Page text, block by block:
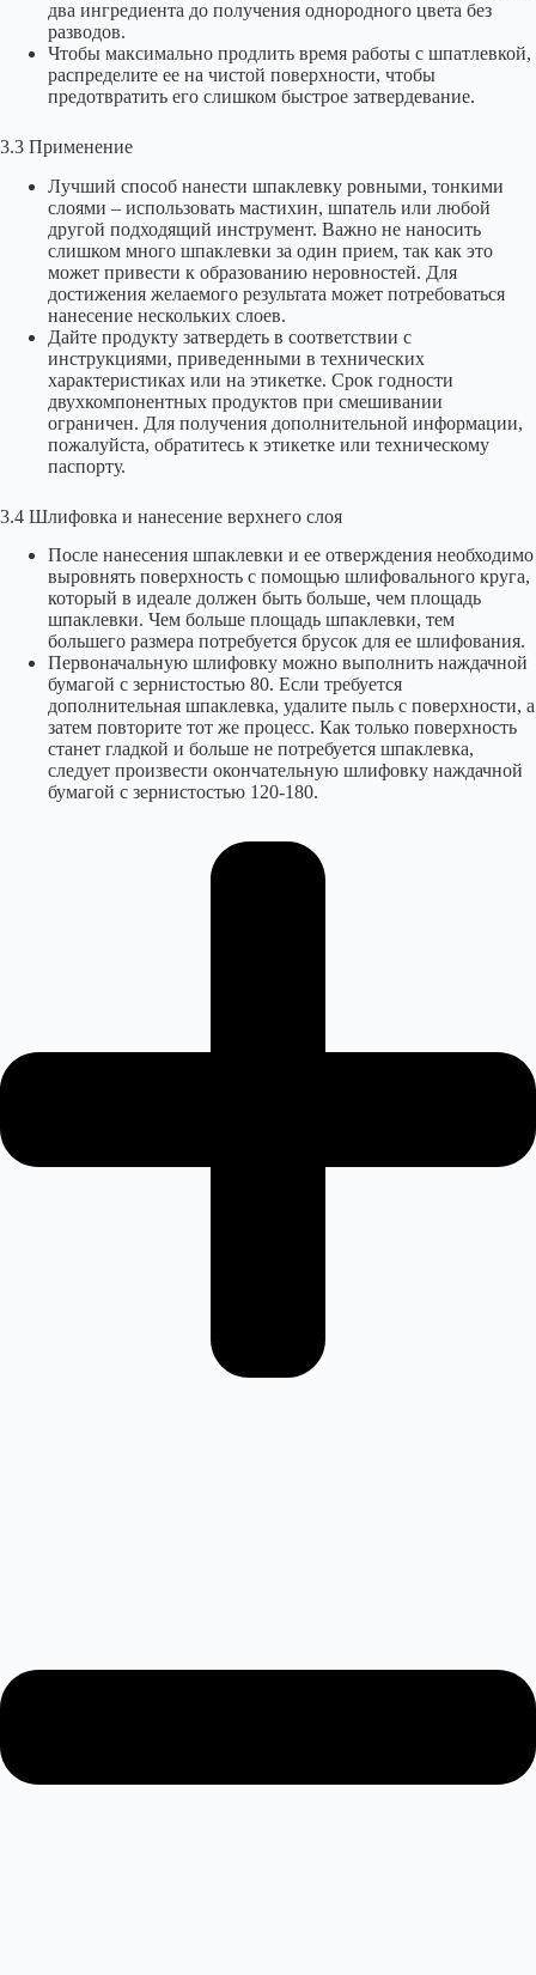
два ингредиента до получения однородного цвета без
разводов.
Чтобы максимально продлить время работы с шпатлевкой,
распределите ее на чистой поверхности, чтобы
предотвратить его слишком быстрое затвердевание.
3.3 Применение
Лучший способ нанести шпаклевку ровными, тонкими
слоями – использовать мастихин, шпатель или любой
другой подходящий инструмент. Важно не наносить
слишком много шпаклевки за один прием, так как это
может привести к образованию неровностей. Для
достижения желаемого результата может потребоваться
нанесение нескольких слоев.
Дайте продукту затвердеть в соответствии с
инструкциями, приведенными в технических
характеристиках или на этикетке. Срок годности
двухкомпонентных продуктов при смешивании
ограничен. Для получения дополнительной информации,
пожалуйста, обратитесь к этикетке или техническому
паспорту.
3.4 Шлифовка и нанесение верхнего слоя
После нанесения шпаклевки и ее отверждения необходимо
выровнять поверхность с помощью шлифовального круга,
который в идеале должен быть больше, чем площадь
шпаклевки. Чем больше площадь шпаклевки, тем
большего размера потребуется брусок для ее шлифования.
Первоначальную шлифовку можно выполнить наждачной
бумагой с зернистостью 80. Если требуется
дополнительная шпаклевка, удалите пыль с поверхности, а
затем повторите тот же процесс. Как только поверхность
станет гладкой и больше не потребуется шпаклевка,
следует произвести окончательную шлифовку наждачной
бумагой с зернистостью 120-180.